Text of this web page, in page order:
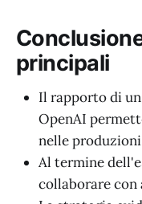
principali
Il rapporto di
OpenAI
nelle
Al termine
collaborare